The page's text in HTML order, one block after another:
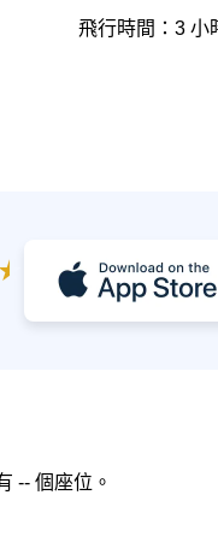
飛行時間：3 小
★
-- 個座位。